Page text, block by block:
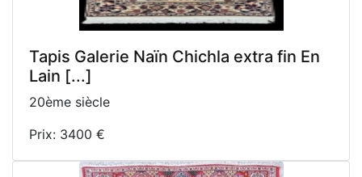
Tapis Galerie Naïn Chichla extra fin En
Lain [...]
20ème siècle
Prix: 3400 €